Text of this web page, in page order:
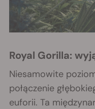
Royal Gorilla:
Niesamowite
połączenie
euforii. Ta